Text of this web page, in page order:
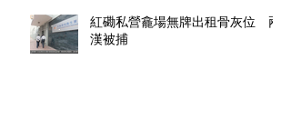
紅磡私營龕場無牌出租骨灰位 兩
漢被捕